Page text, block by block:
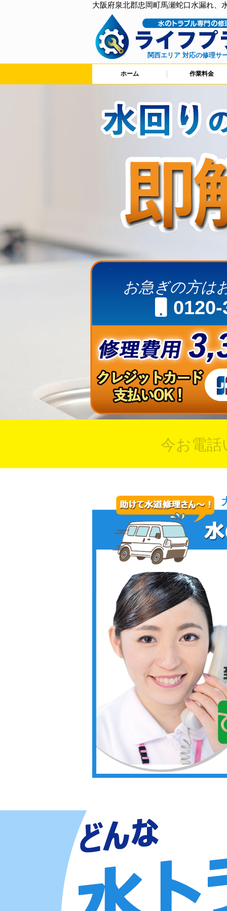
大阪府泉北郡忠岡町馬瀬蛇口水漏れ、
関西エリア 対応の修理サ
ホーム 作業料金
お急ぎの方は
今お電